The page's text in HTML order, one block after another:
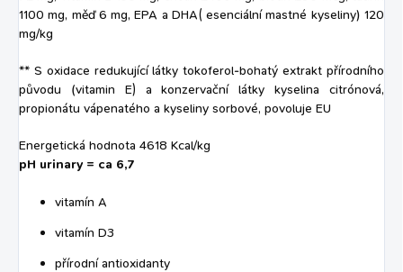
1100 mg, měď 6 mg, EPA a DHA( esenciální mastné kyseliny) 120
mg/kg
** S oxidace redukující látky tokoferol-bohatý extrakt přírodního
původu (vitamin E) a konzervační látky kyselina citrónová,
propionátu vápenatého a kyseliny sorbové, povoluje EU
Energetická hodnota 4618 Kcal/kg
pH urinary = ca 6,7
vitamín A
vitamín D3
přírodní antioxidanty